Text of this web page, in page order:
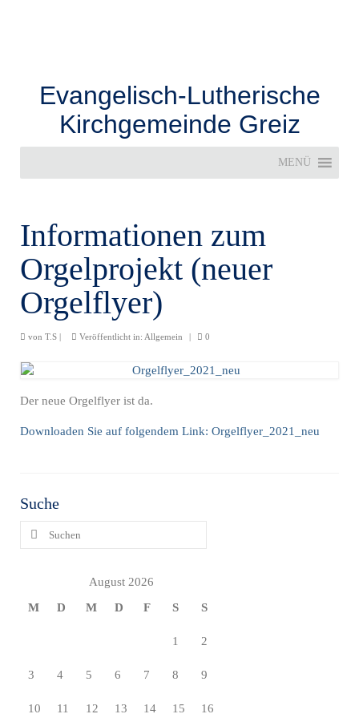
Evangelisch-Lutherische
Kirchgemeinde Greiz
MENÜ
Informationen zum
Orgelprojekt (neuer
Orgelflyer)
von T.S | Veröffentlicht in: Allgemein | 0
Der neue Orgelflyer ist da.
Downloaden Sie auf folgendem Link: Orgelflyer_2021_neu
Suche
Suchen
nach:
August 2026
M
D M D F S S
1 2
3 4 5 6 7 8 9
10 11 12 13 14 15 16